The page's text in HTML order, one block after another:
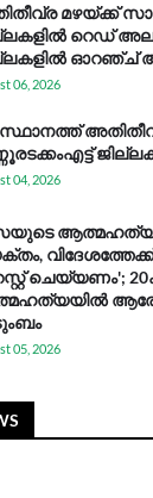
മഴയ്ക്ക്
റെഡ്
ഓറഞ്ച്
06, 2026
04, 2026
ആത്മഹത്യാ
ചെയ്യണം';
05, 2026